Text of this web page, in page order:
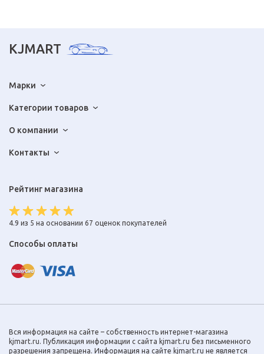
KJMART
Марки
Категории товаров
О компании
Контакты
Рейтинг магазина
4.9 из 5 на основании 67 оценок покупателей
Способы оплаты
Вся информация на сайте – собственность интернет-магазина
kjmart.ru. Публикация информации с сайта kjmart.ru без письменного
разрешения запрещена. Информация на сайте kjmart.ru не является